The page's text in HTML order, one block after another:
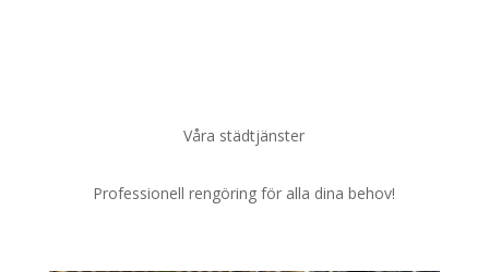
Våra städtjänster
Professionell rengöring för alla dina behov!